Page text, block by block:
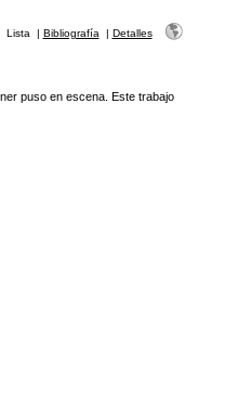
Lista | Bibliografía | Detalles
puso en escena. Este trabajo